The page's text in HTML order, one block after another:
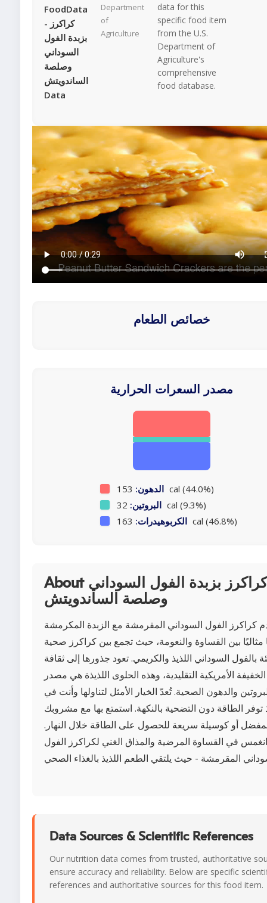
FoodData
- كراكرز
بزبدة الفول
السوداني
وصلصة
الساندويتش
Data
Department
of
Agriculture
data for this
specific food item
from the U.S.
Department of
Agriculture's
comprehensive
food database.
خصائص الطعام
مصدر السعرات الحرارية
الدهون: 153 cal (44.0%)
البروتين: 32 cal (9.3%)
الكربوهيدرات: 163 cal (46.8%)
About كراكرز بزبدة الفول السوداني
وصلصة الساندويتش
كراكرز الفول السوداني المقرمشة مع الزبدة المكرمشة
مثاليًا بين القساوة والنعومة، حيث تجمع بين كراكرز صحية
بالفول السوداني اللذيذ والكريمي. تعود جذورها إلى ثقافة
الأمريكية التقليدية، وهذه الحلوى اللذيذة هي مصدر
والدهون الصحية. تُعدّ الخيار الأمثل لتناولها وأنت في
توفر الطاقة دون التضحية بالنكهة. استمتع بها مع مشروبك
أو كوسيلة سريعة للحصول على الطاقة خلال النهار.
انغمس في القساوة المرضية والمذاق الغني لكراكرز الفول
Data Sources & Scientific References
Our nutrition data comes from trusted, authoritative
ensure accuracy and reliability. Below are specific
references and authoritative sources for this food item.